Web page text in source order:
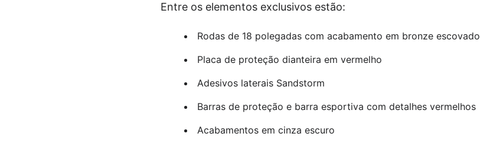
Entre os elementos exclusivos estão:
Rodas de 18 polegadas com acabamento em bronze escovado
Placa de proteção dianteira em vermelho
Adesivos laterais Sandstorm
Barras de proteção e barra esportiva com detalhes vermelhos
Acabamentos em cinza escuro